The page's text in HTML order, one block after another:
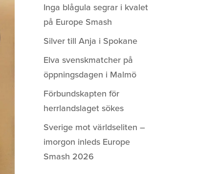
Inga blågula segrar i kvalet
på Europe Smash
Silver till Anja i Spokane
Elva svenskmatcher på
öppningsdagen i Malmö
Förbundskapten för
herrlandslaget sökes
Sverige mot världseliten –
imorgon inleds Europe
Smash 2026